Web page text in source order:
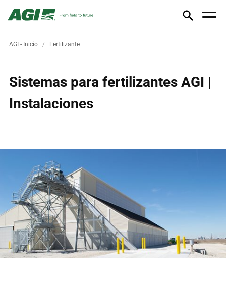
AGI - Inicio Fertilizante
Sistemas para fertilizantes AGI |
Instalaciones